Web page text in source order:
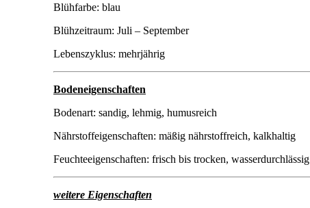
Blühfarbe: blau
Blühzeitraum: Juli – September
Lebenszyklus: mehrjährig
Bodeneigenschaften
Bodenart: sandig, lehmig, humusreich
Nährstoffeigenschaften: mäßig nährstoffreich, kalkhaltig
Feuchteeigenschaften: frisch bis trocken, wasserdurchlässig
weitere Eigenschaften